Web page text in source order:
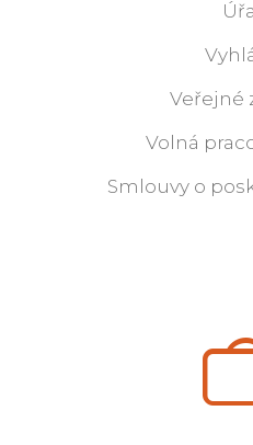
Veřejné
Volná
Smlouvy o